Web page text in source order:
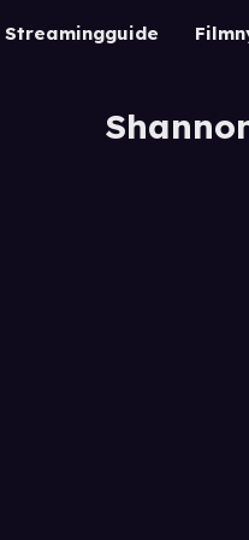
Streamingguide